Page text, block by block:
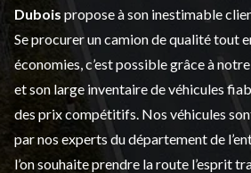
Dubois propose à son inestimable
Se procurer un camion de qualité tout
économies, c’est possible grâce à notre
et son large inventaire de véhicules
des prix compétitifs. Nos véhicules
par nos experts du département de l’
l’on souhaite prendre la route l’esprit